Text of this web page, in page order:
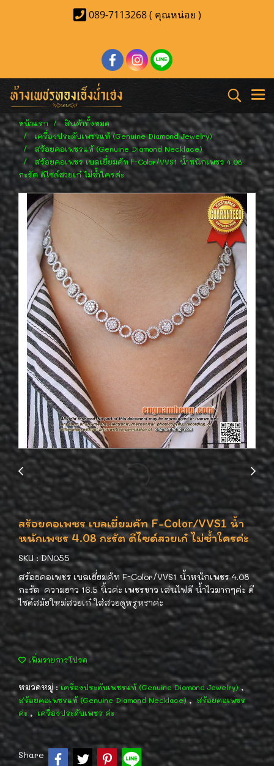
089-7113268 ( คุณหน่อย )
หน้าแรก
สินค้าทั้งหมด
เครื่องประดับเพชรแท้ (Genuine Diamond Jewelry)
สร้อยคอเพชรแท้ (Genuine Diamond Necklace)
สร้อยคอเพชร เบลเยี่ยมคัท F-Color/VVS1 น้ำหนักเพชร 4.08
กะรัต ดีไซด์สวยเก๋ ไม่ซ้ำใครค่ะ
สร้อยคอเพชร เบลเยี่ยมคัท F-Color/VVS1 น้ำ
หนักเพชร 4.08 กะรัต ดีไซด์สวยเก๋ ไม่ซ้ำใครค่ะ
SKU : DN055
สร้อยคอเพชร เบลเยี่ยมคัท F-Color/VVS1 น้ำหนักเพชร 4.08
กะรัต ความยาว 16.5 นิ้วค่ะ เพชรขาว เล่นไฟดี น้ำไวมากๆค่ะ ดี
ไซด์สมัยใหม่สวยเก๋ ใส่สวยดูหรูหราค่ะ
เพิ่มรายการโปรด
หมวดหมู่ : เครื่องประดับเพชรแท้ (Genuine Diamond Jewelry) ,
สร้อยคอเพชรแท้ (Genuine Diamond Necklace), สร้อยคอเพชร
ค่ะ , เครื่องประดับเพชร ค่ะ
Share